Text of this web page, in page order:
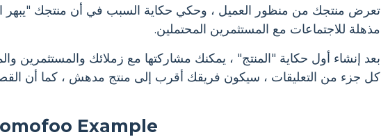
تعرض منتجك من منظور العميل ، وحكي حكاية السبب في أن منتجك "يبهر
مذهلة للاجتماعات مع المستثمرين المحتملين.
بعد إنشاء أول حكاية "المنتج" ، يمكنك مشاركتها مع زملائك والمستثمرين
كل جزء من التعليقات ، سيكون فريقك أقرب إلى منتج مدهش ، كما أن
Example